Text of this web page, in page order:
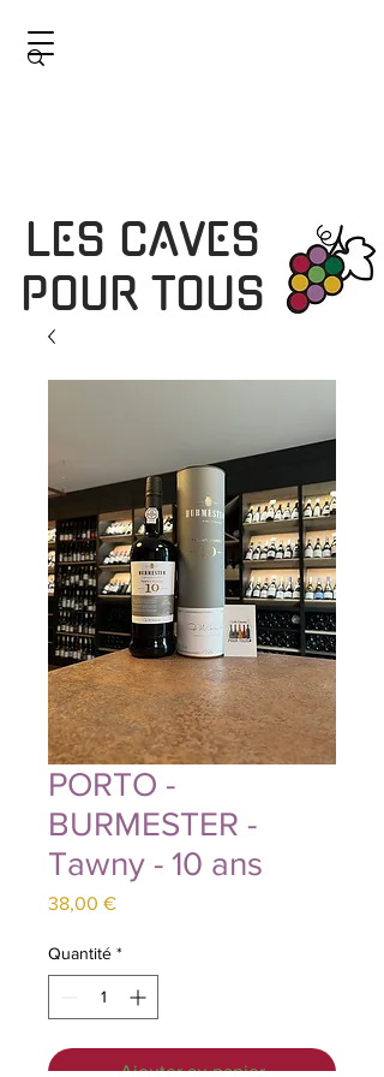
LES CAVES
POUR TOUS
PORTO -
BURMESTER -
Tawny - 10 ans
38,00 €Prix
Quantité *
Ajouter au panier